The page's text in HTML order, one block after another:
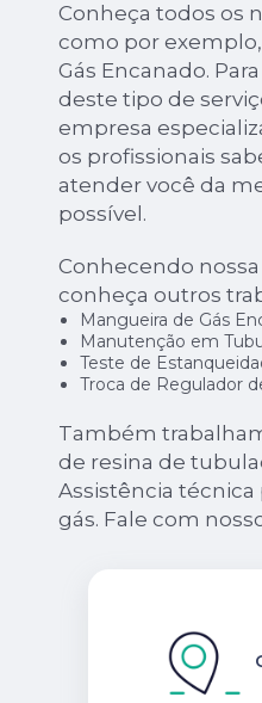
Conheça todos os
como por
Gás Encanado.
deste tipo de
empresa
os profissionais
atender você da
possível.
Conhecendo
conheça outros
Mangueira de Gás
Manutenção em
Teste de
Troca de Regulador
Também
de resina de
Assistência técnica
gás. Fale com